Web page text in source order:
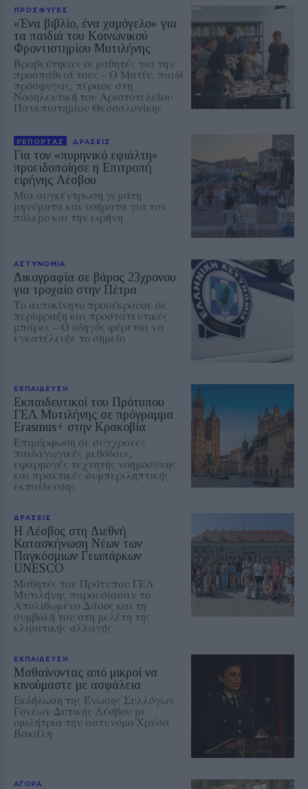
ΠΡΟΣΦΥΓΕΣ
«Ένα βιβλίο, ένα χαμόγελο» για
τα παιδιά του Κοινωνικού
Φροντιστηρίου Μυτιλήνης
Βραβεύτηκαν οι μαθητές για την
προσπάθειά τους – Ο Ματίν, παιδί
πρόσφυγας, πέρασε στη
Νοσηλευτική του Αριστοτελείου
Πανεπιστημίου Θεσσαλονίκης
ΡΕΠΟΡΤΑΖ ΔΡΑΣΕΙΣ
Για τον «πυρηνικό εφιάλτη»
προειδοποίησε η Επιτροπή
ειρήνης Λέσβου
Μια συγκέντρωση γεμάτη
μηνύματα και νοήματα για τον
πόλεμο και την ειρήνη
ΑΣΤΥΝΟΜΙΑ
Δικογραφία σε βάρος 23χρονου
για τροχαίο στην Πέτρα
Το αυτοκίνητο προσέκρουσε σε
περίφραξη και προστατευτικές
μπάρες – Ο οδηγός φέρεται να
εγκατέλειψε το σημείο
ΕΚΠΑΙΔΕΥΣΗ
Εκπαιδευτικοί του Πρότυπου
ΓΕΛ Μυτιλήνης σε πρόγραμμα
Erasmus+ στην Κρακοβία
Επιμόρφωση σε σύγχρονες
παιδαγωγικές μεθόδους,
εφαρμογές τεχνητής νοημοσύνης
και πρακτικές συμπεριληπτικής
εκπαίδευσης
ΔΡΑΣΕΙΣ
Η Λέσβος στη Διεθνή
Κατασκήνωση Νέων των
Παγκόσμιων Γεωπάρκων
UNESCO
Μαθητές του Πρότυπου ΓΕΛ
Μυτιλήνης παρουσίασαν το
Απολιθωμένο Δάσος και τη
συμβολή του στη μελέτη της
κλιματικής αλλαγής
ΕΚΠΑΙΔΕΥΣΗ
Μαθαίνοντας από μικροί να
κινούμαστε με ασφάλεια
Εκδήλωση της Ένωσης Συλλόγων
Γονέων Δυτικής Λέσβου με
ομιλήτρια την αστυνόμο Χρύσα
Βακάλη
ΑΓΟΡΑ